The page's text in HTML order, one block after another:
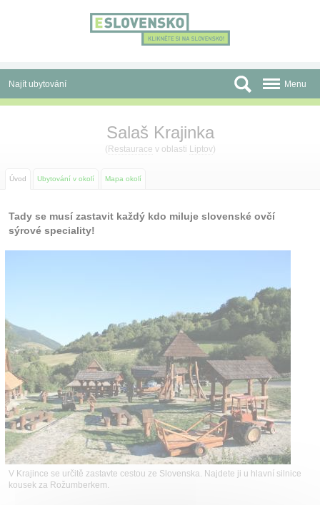
Najít ubytování
Autobusové zájezdy
Před cestou
Kontakt
Menu
Salaš Krajinka
( Restaurace v oblasti Liptov)
Úvod Ubytování v okolí Mapa okolí
Tady se musí zastavit každý kdo miluje slovenské ovčí
sýrové speciality!
V Krajince se určitě zastavte cestou ze Slovenska. Najdete ji u hlavní silnice
kousek za Rožumberkem.